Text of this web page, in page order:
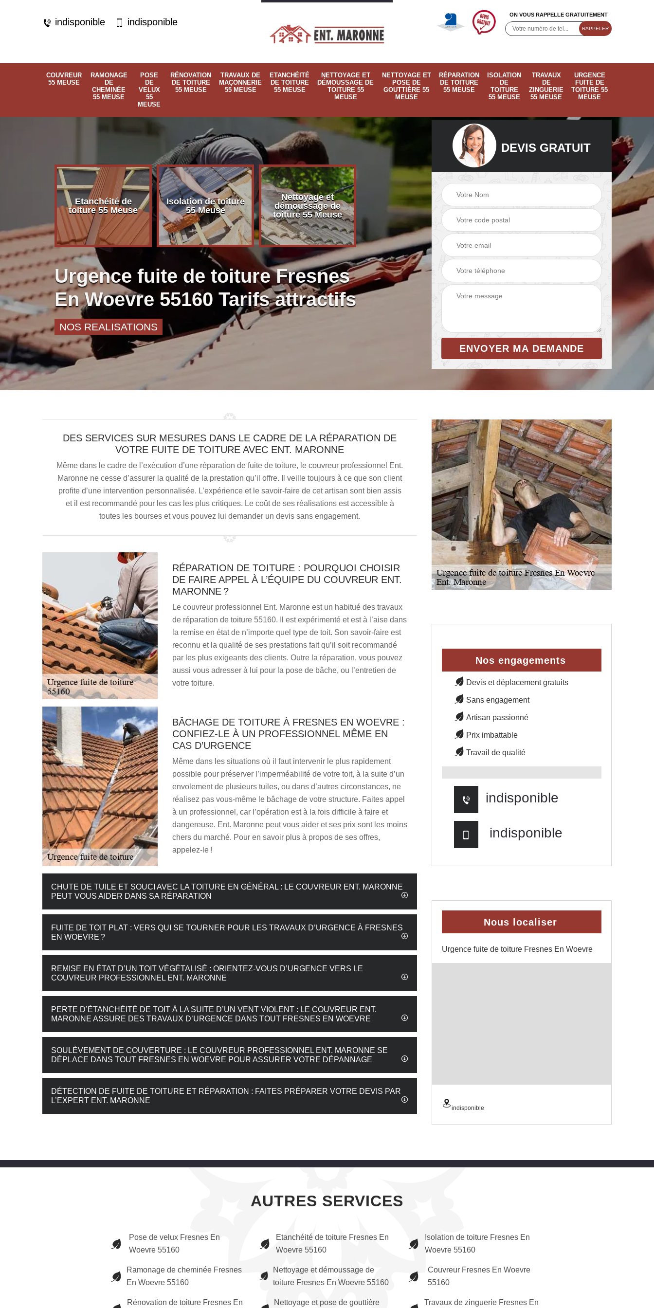
indisponible indisponible
ON VOUS RAPPELLE GRATUITEMENT
COUVREUR
55 MEUSE
RAMONAGE
DE
CHEMINÉE
55 MEUSE
POSE
DE
VELUX
55
MEUSE
RÉNOVATION
DE TOITURE
55 MEUSE
TRAVAUX DE
MAÇONNERIE
55 MEUSE
ETANCHÉITÉ
DE TOITURE
55 MEUSE
NETTOYAGE ET
DÉMOUSSAGE DE
TOITURE 55
MEUSE
NETTOYAGE ET
POSE DE
GOUTTIÈRE 55
MEUSE
RÉPARATION
DE TOITURE
55 MEUSE
ISOLATION
DE
TOITURE
55 MEUSE
TRAVAUX
DE
ZINGUERIE
55 MEUSE
URGENCE
FUITE DE
TOITURE 55
MEUSE
Etanchéité de
toiture 55 Meuse
Isolation de toiture
55 Meuse
Nettoyage et
démoussage de
toiture 55 Meuse
Nettoyage et pose
de gouttière 55
Meuse
Meuse
Ramonage de
cheminée 55
Urgence fuite de toiture Fresnes
En Woevre 55160 Tarifs attractifs
NOS REALISATIONS
DEVIS GRATUIT
DES SERVICES SUR MESURES DANS LE CADRE DE LA RÉPARATION DE
VOTRE FUITE DE TOITURE AVEC ENT. MARONNE
Même dans le cadre de l’exécution d’une réparation de fuite de toiture, le couvreur professionnel Ent.
Maronne ne cesse d’assurer la qualité de la prestation qu’il offre. Il veille toujours à ce que son client
profite d’une intervention personnalisée. L’expérience et le savoir-faire de cet artisan sont bien assis
et il est recommandé pour les cas les plus critiques. Le coût de ses réalisations est accessible à
toutes les bourses et vous pouvez lui demander un devis sans engagement.
RÉPARATION DE TOITURE : POURQUOI CHOISIR
DE FAIRE APPEL À L’ÉQUIPE DU COUVREUR ENT.
MARONNE ?
Le couvreur professionnel Ent. Maronne est un habitué des travaux
de réparation de toiture 55160. Il est expérimenté et est à l’aise dans
la remise en état de n’importe quel type de toit. Son savoir-faire est
reconnu et la qualité de ses prestations fait qu’il soit recommandé
par les plus exigeants des clients. Outre la réparation, vous pouvez
aussi vous adresser à lui pour la pose de bâche, ou l’entretien de
votre toiture.
BÂCHAGE DE TOITURE À FRESNES EN WOEVRE :
CONFIEZ-LE À UN PROFESSIONNEL MÊME EN
CAS D’URGENCE
Même dans les situations où il faut intervenir le plus rapidement
possible pour préserver l’imperméabilité de votre toit, à la suite d’un
envolement de plusieurs tuiles, ou dans d’autres circonstances, ne
réalisez pas vous-même le bâchage de votre structure. Faites appel
à un professionnel, car l’opération est à la fois difficile à faire et
dangereuse. Ent. Maronne peut vous aider et ses prix sont les moins
chers du marché. Pour en savoir plus à propos de ses offres,
appelez-le !
CHUTE DE TUILE ET SOUCI AVEC LA TOITURE EN GÉNÉRAL : LE COUVREUR ENT. MARONNE
PEUT VOUS AIDER DANS SA RÉPARATION
FUITE DE TOIT PLAT : VERS QUI SE TOURNER POUR LES TRAVAUX D’URGENCE À FRESNES
EN WOEVRE ?
REMISE EN ÉTAT D’UN TOIT VÉGÉTALISÉ : ORIENTEZ-VOUS D’URGENCE VERS LE
COUVREUR PROFESSIONNEL ENT. MARONNE
PERTE D’ÉTANCHÉITÉ DE TOIT À LA SUITE D’UN VENT VIOLENT : LE COUVREUR ENT.
MARONNE ASSURE DES TRAVAUX D’URGENCE DANS TOUT FRESNES EN WOEVRE
SOULÈVEMENT DE COUVERTURE : LE COUVREUR PROFESSIONNEL ENT. MARONNE SE
DÉPLACE DANS TOUT FRESNES EN WOEVRE POUR ASSURER VOTRE DÉPANNAGE
DÉTECTION DE FUITE DE TOITURE ET RÉPARATION : FAITES PRÉPARER VOTRE DEVIS PAR
L’EXPERT ENT. MARONNE
Nos engagements
Devis et déplacement gratuits
Sans engagement
Artisan passionné
Prix imbattable
Travail de qualité
indisponible
indisponible
Nous localiser
Urgence fuite de toiture Fresnes En Woevre
indisponible
AUTRES SERVICES
Pose de velux Fresnes En
Woevre 55160
Ramonage de cheminée Fresnes
En Woevre 55160
Rénovation de toiture Fresnes En
Etanchéité de toiture Fresnes En
Woevre 55160
Nettoyage et démoussage de
toiture Fresnes En Woevre 55160
Nettoyage et pose de gouttière
Isolation de toiture Fresnes En
Woevre 55160
Couvreur Fresnes En Woevre
55160
Travaux de zinguerie Fresnes En